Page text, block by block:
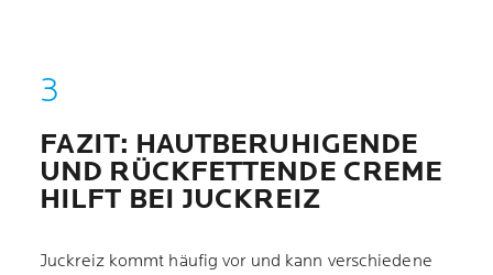
FAZIT: HAUTBERUHIGENDE
UND RÜCKFETTENDE CREME
HILFT BEI JUCKREIZ
Juckreiz kommt häufig vor und kann verschiedene